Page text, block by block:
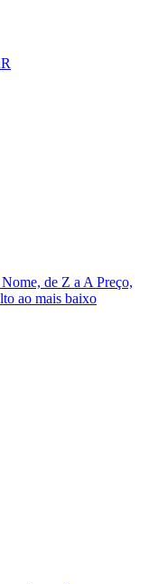
Nome, de Z a A Preço,
ao mais baixo